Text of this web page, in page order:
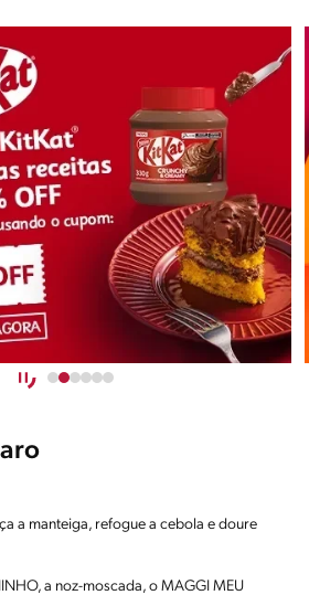
a manteiga, refogue a cebola e doure
a noz-moscada, o MAGGI MEU